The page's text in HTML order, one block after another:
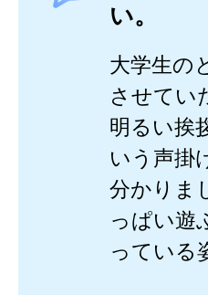
い。
大学生の
させてい
明るい挨
いう声掛
分かりま
っぱい遊
っている